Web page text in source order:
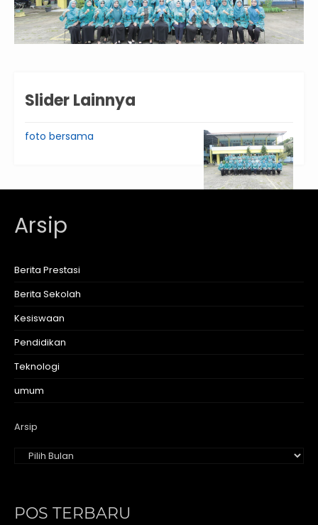
Slider Lainnya
foto bersama
Arsip
Berita Prestasi
Berita Sekolah
Kesiswaan
Pendidikan
Teknologi
umum
Arsip
POS TERBARU